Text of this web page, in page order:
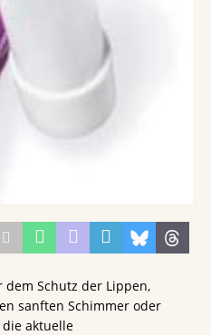
Schutz der Lippen,
sanften Schimmer oder
die aktuelle